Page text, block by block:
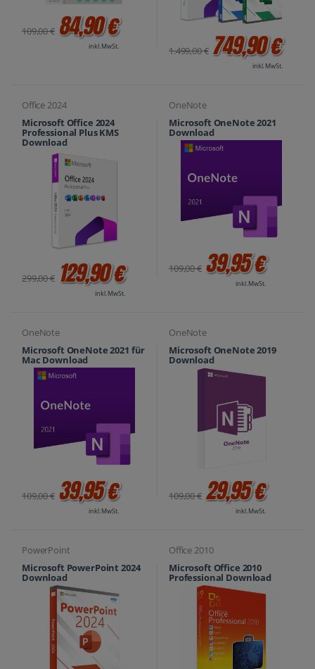
109,00 € 84,90 €
inkl. MwSt. 1.499,00 € 749,90 €
inkl. MwSt.
Office 2024
Microsoft Office 2024
Professional Plus KMS
Download
299,00 € 129,90 €
inkl. MwSt.
OneNote
Microsoft OneNote 2021
Download
109,00 € 39,95 €
inkl. MwSt.
OneNote
Microsoft OneNote 2021 für
Mac Download
109,00 € 39,95 €
inkl. MwSt.
OneNote
Microsoft OneNote 2019
Download
109,00 € 29,95 €
inkl. MwSt.
PowerPoint
Microsoft PowerPoint 2024
Download
Office 2010
Microsoft Office 2010
Professional Download